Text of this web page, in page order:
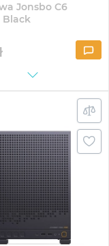
Jonsbo C6
Black